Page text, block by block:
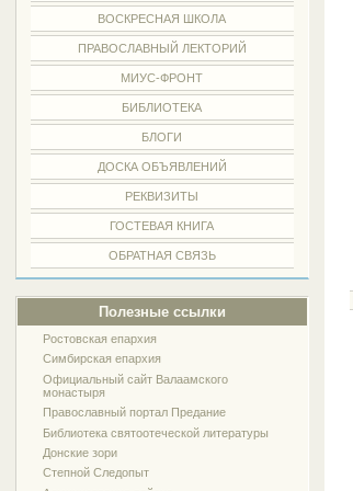
ВОСКРЕСНАЯ ШКОЛА
ПРАВОСЛАВНЫЙ ЛЕКТОРИЙ
МИУС-ФРОНТ
БИБЛИОТЕКА
БЛОГИ
ДОСКА ОБЪЯВЛЕНИЙ
РЕКВИЗИТЫ
ГОСТЕВАЯ КНИГА
ОБРАТНАЯ СВЯЗЬ
Полезные ссылки
Ростовская епархия
Симбирская епархия
Официальный сайт Валаамского
монастыря
Православный портал Предание
Библиотека святоотеческой литературы
Донские зори
Степной Следопыт